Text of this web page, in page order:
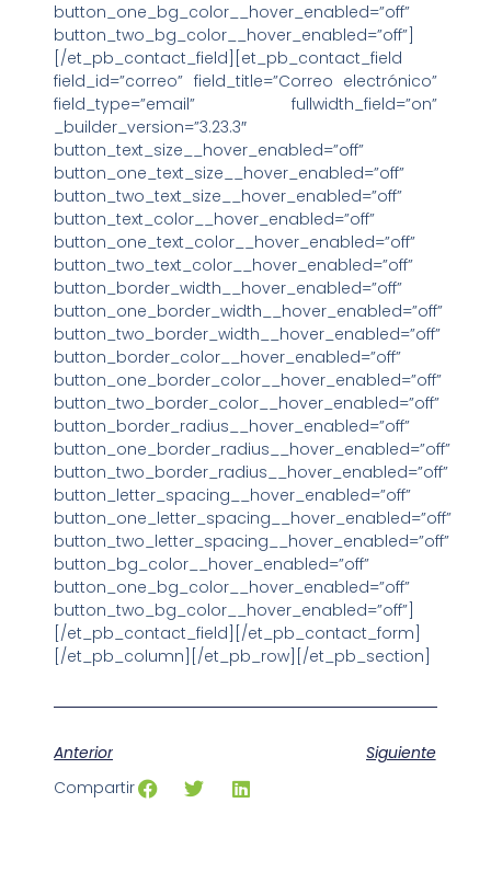
button_one_bg_color__hover_enabled=”off”
button_two_bg_color__hover_enabled=”off”]
[/et_pb_contact_field][et_pb_contact_field
field_id=”correo” field_title=”Correo electrónico”
field_type=”email” fullwidth_field=”on”
_builder_version=”3.23.3″
button_text_size__hover_enabled=”off”
button_one_text_size__hover_enabled=”off”
button_two_text_size__hover_enabled=”off”
button_text_color__hover_enabled=”off”
button_one_text_color__hover_enabled=”off”
button_two_text_color__hover_enabled=”off”
button_border_width__hover_enabled=”off”
button_one_border_width__hover_enabled=”off”
button_two_border_width__hover_enabled=”off”
button_border_color__hover_enabled=”off”
button_one_border_color__hover_enabled=”off”
button_two_border_color__hover_enabled=”off”
button_border_radius__hover_enabled=”off”
button_one_border_radius__hover_enabled=”off”
button_two_border_radius__hover_enabled=”off”
button_letter_spacing__hover_enabled=”off”
button_one_letter_spacing__hover_enabled=”off”
button_two_letter_spacing__hover_enabled=”off”
button_bg_color__hover_enabled=”off”
button_one_bg_color__hover_enabled=”off”
button_two_bg_color__hover_enabled=”off”]
[/et_pb_contact_field][/et_pb_contact_form]
[/et_pb_column][/et_pb_row][/et_pb_section]
Anterior
Siguiente
Compartir